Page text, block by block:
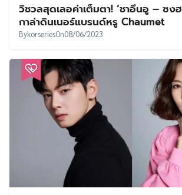
วิชวลสุดเลอค่าเต็มตา! ‘ชาอึนอู – ซงฮ
กาล่าดินเนอร์แบรนด์หรู Chaumet
BykorseriesOn08/06/2023